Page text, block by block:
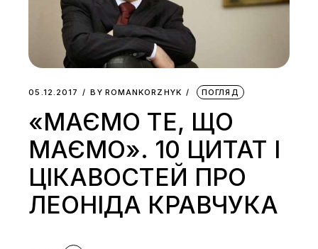
05.12.2017 BY ROMANKORZHYK ПОГЛЯД
«МАЄМО ТЕ, ЩО
МАЄМО». 10 ЦИТАТ І
ЦІКАВОСТЕЙ ПРО
ЛЕОНІДА КРАВЧУКА